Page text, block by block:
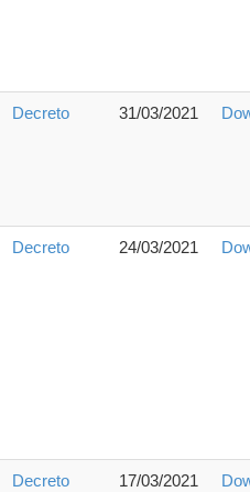
Decreto 31/03/2021
Decreto 24/03/2021
Decreto 17/03/2021